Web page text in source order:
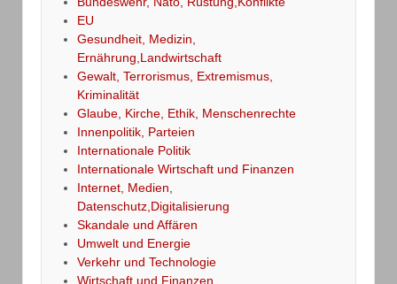
EU
Gesundheit, Medizin,
Ernährung,Landwirtschaft
Gewalt, Terrorismus, Extremismus,
Kriminalität
Glaube, Kirche, Ethik, Menschenrechte
Innenpolitik, Parteien
Internationale Politik
Internationale Wirtschaft und Finanzen
Internet, Medien,
Datenschutz,Digitalisierung
Skandale und Affären
Umwelt und Energie
Verkehr und Technologie
Wirtschaft und Finanzen